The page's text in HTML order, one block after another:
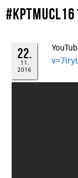
22.
11.
2016